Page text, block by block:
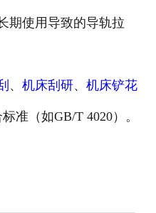
期使用导致的导轨拉
、 机床刮研、 机床铲花
准（如GB/T 4020）。